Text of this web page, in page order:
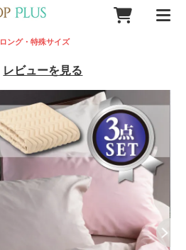
ロング・特殊サイズ
レビューを見る